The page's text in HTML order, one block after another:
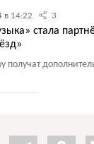
в 14:22 3
стала
получат